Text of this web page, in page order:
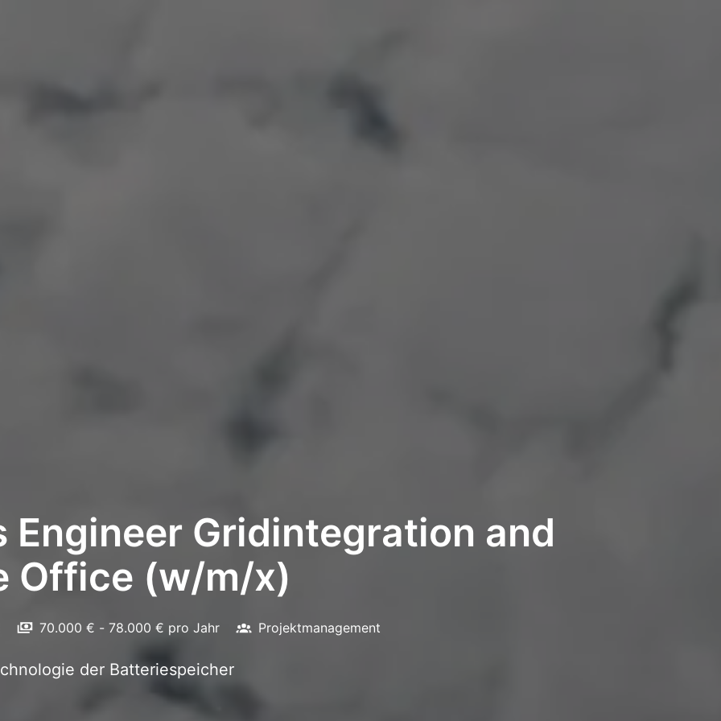
Engineer Gridintegration and
Office (w/m/x)
70.000 € - 78.000 € pro Jahr Projektmanagement
der Batteriespeicher